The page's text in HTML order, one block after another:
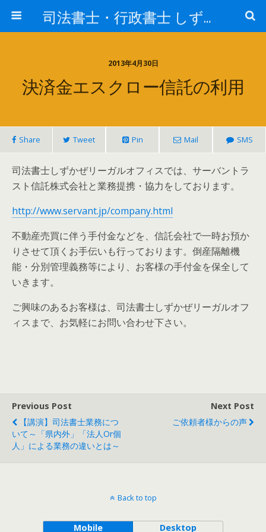
司法書士・行政書士 しずかぜリーガルオフィス
2013年4月30日
決済金エスクロー信託の利用
Share Tweet Pin Mail SMS
司法書士しずかぜリーガルオフィスでは、サーバントラ
スト信託株式会社と業務提携・協力をしております。
http://www.servant.jp/company.html
不動産売買に伴う手付金などを、信託会社で一時お預か
りさせて頂くお手伝いも行っております。倒産隔離機
能・分別管理義務等により、お客様の手付金を保全して
いきます。
ご興味のあるお客様は、司法書士しずかぜリーガルオフ
ィスまで、お気軽にお問い合わせ下さい。
Previous Post
【講演】司法書士業務につ
いて～「県内外」「法人or個
人」による業務の違いとは～
Next Post
ご依頼者様からの声
Back to top
Mobile Desktop